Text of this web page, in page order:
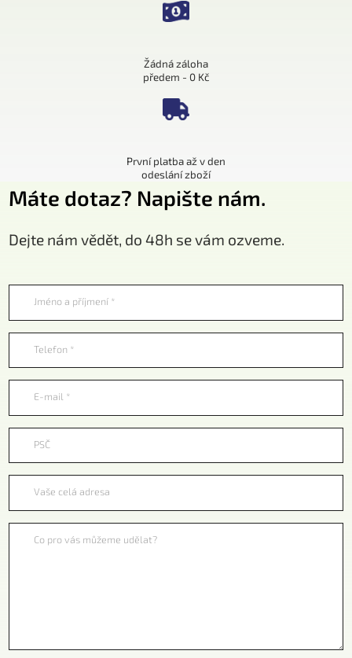
Žádná záloha
předem - 0 Kč
První platba až v den
odeslání zboží
Máte dotaz? Napište nám.
Dejte nám vědět, do 48h se vám ozveme.
Jméno a příjmení *
Telefon *
E-mail *
PSČ
Vaše celá adresa
Co pro vás můžeme udělat?